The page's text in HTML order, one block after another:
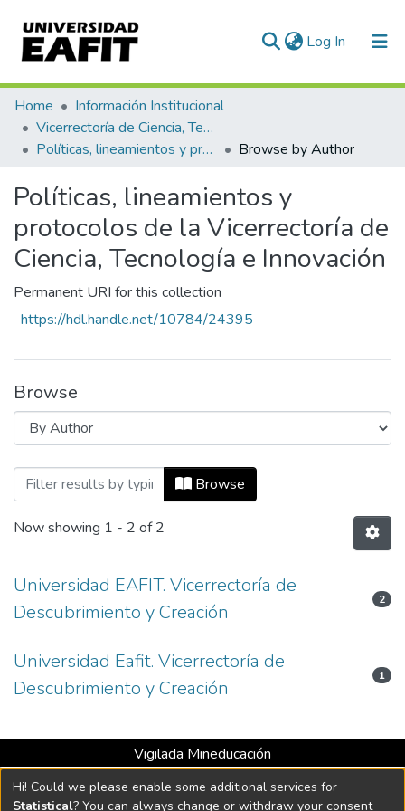
Log In (current)
Communities & Collections
All of DSpace
Home
Información Institucional
Vicerrectoría de Ciencia, Tecnología e Innovación
Políticas, lineamientos y protocolos de la Vicerrectoría de Ciencia, Tecnología e Innovación
Browse by Author
Políticas, lineamientos y
protocolos de la Vicerrectoría de
Ciencia, Tecnología e Innovación
Permanent URI for this collection
https://hdl.handle.net/10784/24395
Browse
Browsing Políticas, lineamientos y
Browse
Now showing 1 - 2 of 2
Universidad EAFIT. Vicerrectoría de
Descubrimiento y Creación
2
Universidad Eafit. Vicerrectoría de
Descubrimiento y Creación
1
Vigilada Mineducación
Universidad con Acreditación Institucional hasta 2026 -
Resolución MEN 2158 de 2018
Hi! Could we please enable some additional services for
Statistical? You can always change or withdraw your consent